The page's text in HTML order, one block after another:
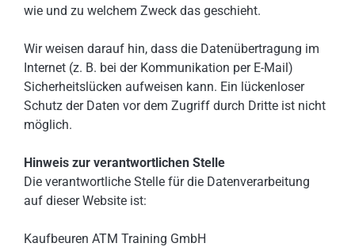
wie und zu welchem Zweck das geschieht.
Wir weisen darauf hin, dass die Datenübertragung im
Internet (z. B. bei der Kommunikation per E-Mail)
Sicherheitslücken aufweisen kann. Ein lückenloser
Schutz der Daten vor dem Zugriff durch Dritte ist nicht
möglich.
Hinweis zur verantwortlichen Stelle
Die verantwortliche Stelle für die Datenverarbeitung
auf dieser Website ist:
Kaufbeuren ATM Training GmbH